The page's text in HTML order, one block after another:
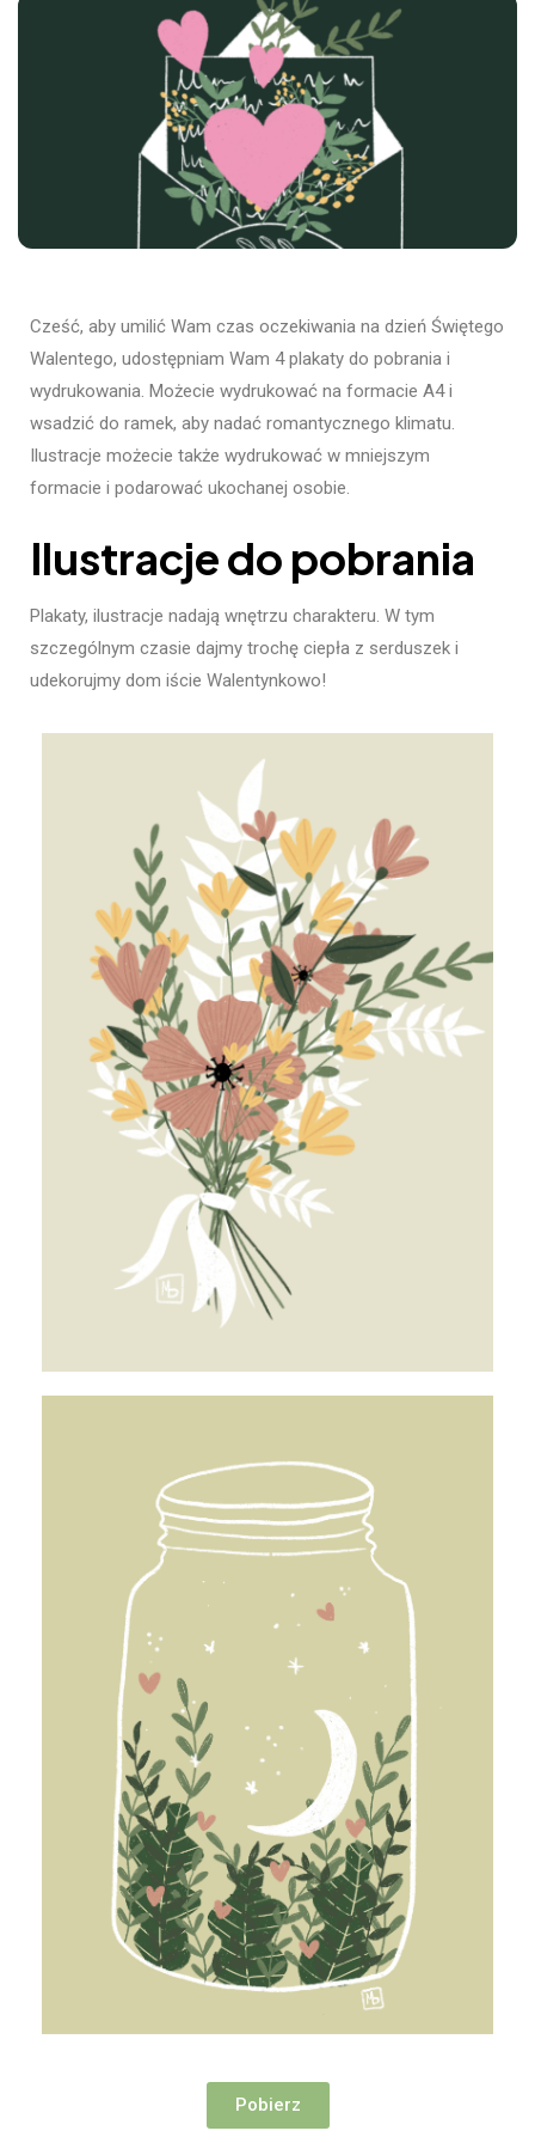
Cześć, aby umilić Wam czas oczekiwania na dzień Świętego
Walentego, udostępniam Wam 4 plakaty do pobrania i
wydrukowania. Możecie wydrukować na formacie A4 i
wsadzić do ramek, aby nadać romantycznego klimatu.
Ilustracje możecie także wydrukować w mniejszym
formacie i podarować ukochanej osobie.
Ilustracje do pobrania
Plakaty, ilustracje nadają wnętrzu charakteru. W tym
szczególnym czasie dajmy trochę ciepła z serduszek i
udekorujmy dom iście Walentynkowo!
Pobierz